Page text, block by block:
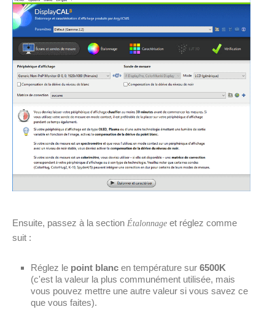
Ensuite, passez à la section Étalonnage et réglez comme
suit :
Réglez le point blanc en température sur 6500K
(c'est la valeur la plus communément utilisée, mais
vous pouvez mettre une autre valeur si vous savez ce
que vous faites).